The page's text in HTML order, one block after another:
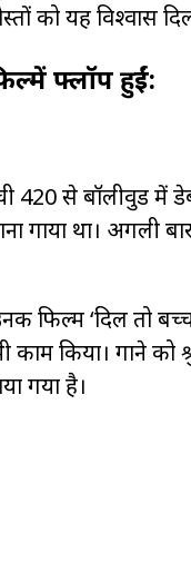
को यह विश्वास
फ्लॉप हुईं:
420 से बॉलीवुड में
गाया था। अगली
फिल्म ‘दिल तो
किया। गाने को
गया है।